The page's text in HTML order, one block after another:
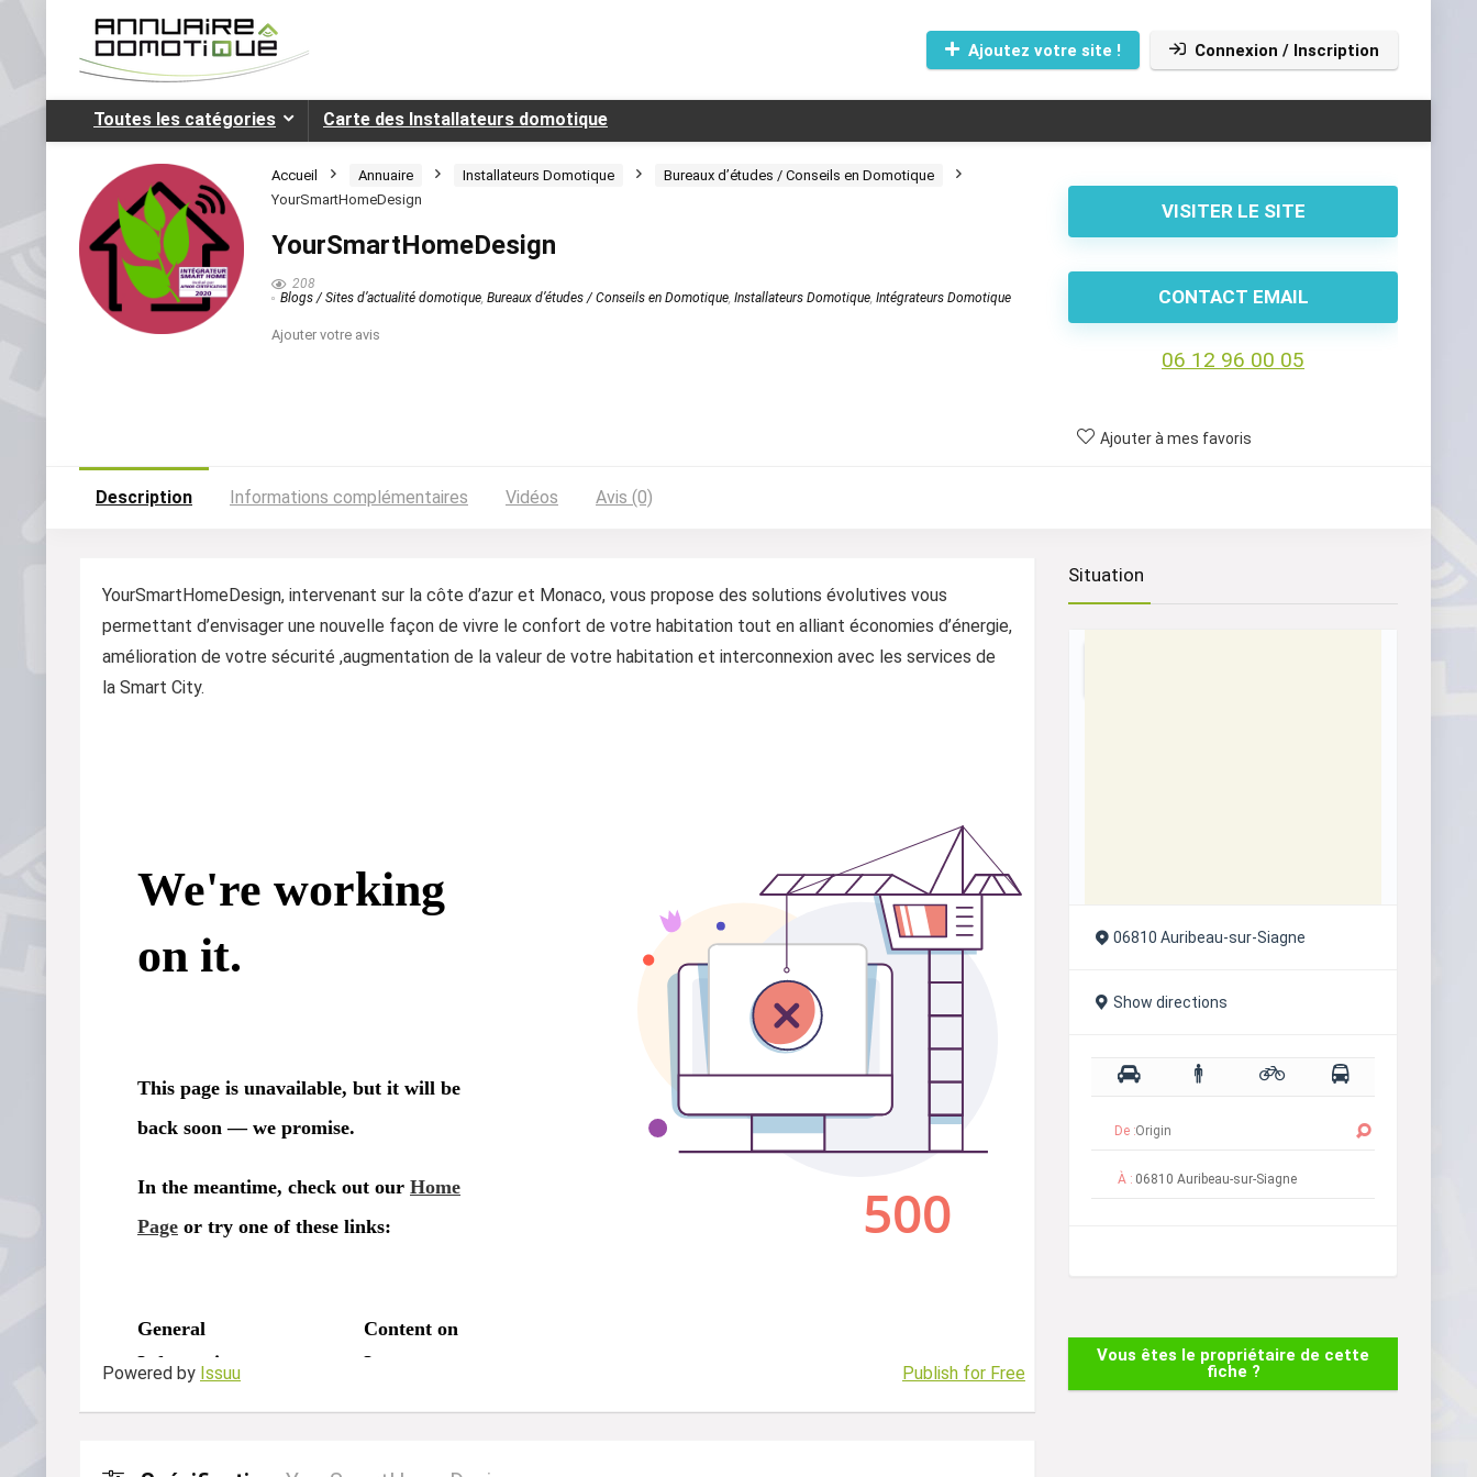
Ajoutez votre site ! Connexion / Inscription
Toutes les catégories Carte des Installateurs domotique
Accueil Annuaire Installateurs Domotique
Bureaux d’études / Conseils en Domotique
YourSmartHomeDesign
YourSmartHomeDesign
208
Blogs / Sites d’actualité domotique, Bureaux d’études / Conseils en Domotique, Installateurs Domotique, Intégrateurs Domotique
Ajouter votre avis
VISITER LE SITE
CONTACT EMAIL
06 12 96 00 05
Ajouter à mes favoris
Description Informations complémentaires Vidéos Avis (0)
YourSmartHomeDesign, intervenant sur la côte d’azur et Monaco, vous propose des solutions évolutives vous
permettant d’envisager une nouvelle façon de vivre le confort de votre habitation tout en alliant économies d’énergie,
amélioration de votre sécurité ,augmentation de la valeur de votre habitation et interconnexion avec les services de
la Smart City.
Powered by Issuu Publish for Free
Situation
06810 Auribeau-sur-Siagne
Show directions
De :
À :
Vous êtes le propriétaire de cette
fiche ?